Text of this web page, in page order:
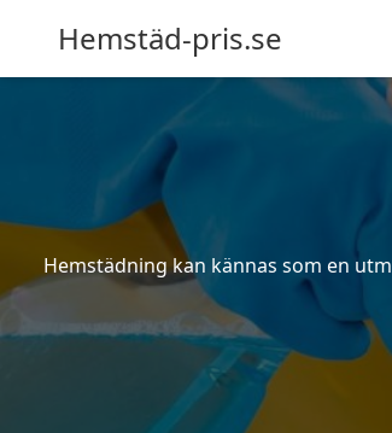
Hemstäd-pris.se
Hemstädning kan kännas som en